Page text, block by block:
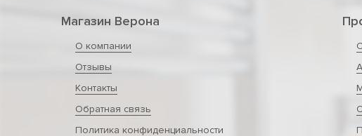
Магазин Верона
О компании
Отзывы
Контакты
Обратная связь
Политика конфиденциальности